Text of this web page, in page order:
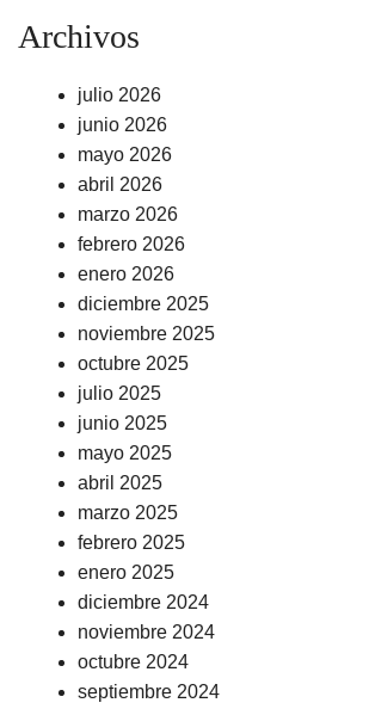
Archivos
julio 2026
junio 2026
mayo 2026
abril 2026
marzo 2026
febrero 2026
enero 2026
diciembre 2025
noviembre 2025
octubre 2025
julio 2025
junio 2025
mayo 2025
abril 2025
marzo 2025
febrero 2025
enero 2025
diciembre 2024
noviembre 2024
octubre 2024
septiembre 2024